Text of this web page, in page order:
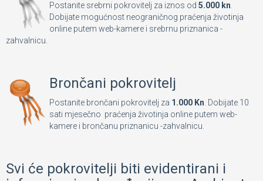
Postanite srebrni pokrovitelj za iznos od 5.000 kn
Dobijate mogućnost neograničnog praćenja životinja
online putem web-kamere i srebrnu priznanica -
zahvalnicu.
Brončani pokrovitelj
Postanite brončani pokrovitelj za 1.000 Kn . Dobijate 10
sati mjesečno praćenja životinja online putem web-
kamere i brončanu priznanicu -zahvalnicu.
Svi će pokrovitelji biti evidentirani i